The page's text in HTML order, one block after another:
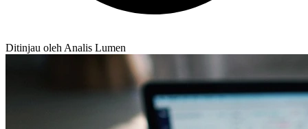
Ditinjau oleh Analis Lumen